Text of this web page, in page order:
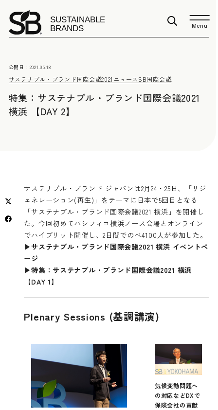
Menu
サステナブル・ブランド国際会議2021 ニュースSB国際会議
公開日： 2021.05.18
特集：サステナブル・ブランド国際会議2021
横浜 【DAY 2】
サステナブル・ブランド ジャパンは2月24・25日、「リジ
ェネレーション(再生)」をテーマに日本で5回目となる
「サステナブル・ブランド国際会議2021 横浜」を開催し
た。今回初めてパシフィコ横浜ノース会場とオンライン
でハイブリット開催し、2日間でのべ4100人が参加した。
▶︎サステナブル・ブランド国際会議2021 横浜 イベントペ
ージ
▶︎特集：サステナブル・ブランド国際会議2021 横浜
【DAY 1】
Plenary Sessions (基調講演)
気候変動問題へ
の対応などDXで
保険会社の貢献